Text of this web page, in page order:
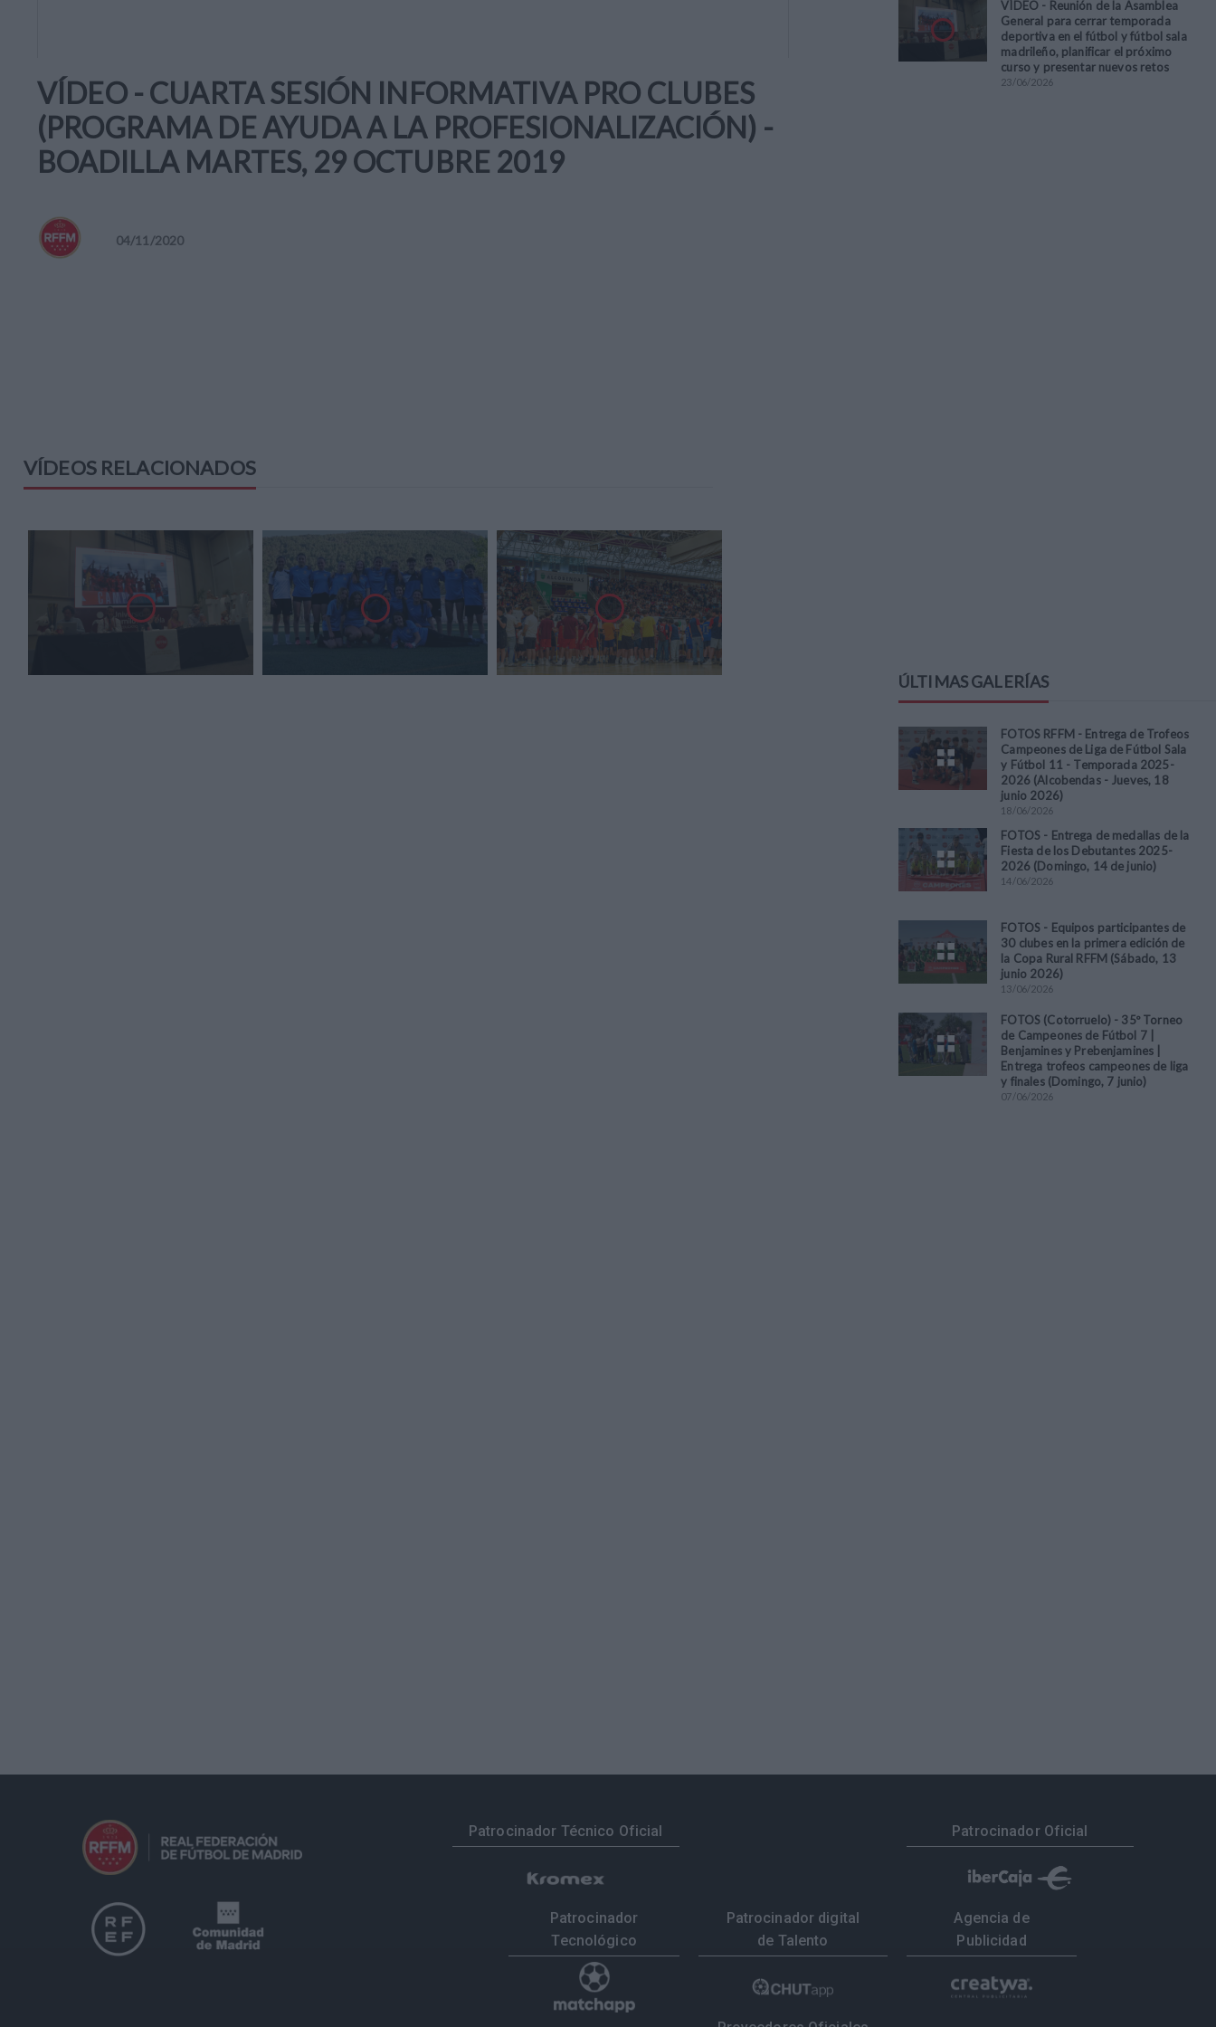
VÍDEO - CUARTA SESIÓN INFORMATIVA PRO CLUBES
(PROGRAMA DE AYUDA A LA PROFESIONALIZACIÓN) -
BOADILLA MARTES, 29 OCTUBRE 2019
04/11 /2020
VÍDEOS RELACIONADOS
VÍDEO - Reunión de la Asamblea
General para cerrar temporada
deportiva en el fútbol y fútbol sala
madrileño, planificar el próximo
curso y presentar nuevos retos
23/06/2026
ÚLTIMAS GALERÍAS
FOTOS RFFM - Entrega de Trofeos
Campeones de Liga de Fútbol Sala
y Fútbol 11 - Temporada 2025-
2026 (Alcobendas - Jueves, 18
junio 2026)
18/06/2026
FOTOS - Entrega de medallas de la
Fiesta de los Debutantes 2025-
2026 (Domingo, 14 de junio)
14/06/2026
FOTOS - Equipos participantes de
30 clubes en la primera edición de
la Copa Rural RFFM (Sábado, 13
junio 2026)
13/06/2026
FOTOS (Cotorruelo) - 35º Torneo
de Campeones de Fútbol 7 |
Benjamines y Prebenjamines |
Entrega trofeos campeones de liga
y finales (Domingo, 7 junio)
07/06/2026
Patrocinador Técnico Oficial Patrocinador Oficial
Patrocinador
Tecnológico
Patrocinador digital
de Talento
Agencia de
Publicidad